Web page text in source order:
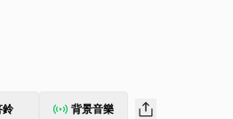
鈴 背景音樂